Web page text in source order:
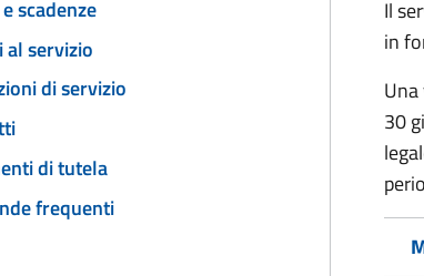
scadenze
al servizio
di servizio
di tutela
frequenti
Il
in
30